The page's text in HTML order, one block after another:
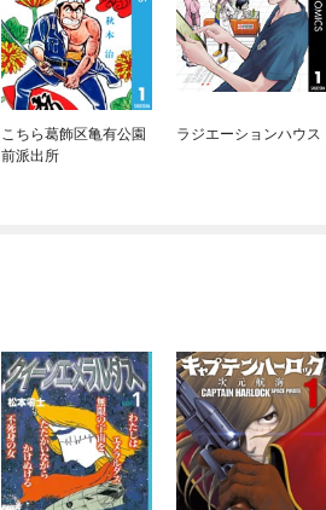
こちら葛飾区亀有公園
前派出所
ラジエーションハウス